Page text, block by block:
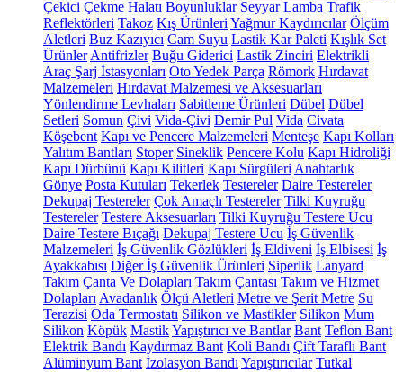
Çekici Çekme Halatı Boyunluklar Seyyar Lamba Trafik
Reflektörleri Takoz Kış Ürünleri Yağmur Kaydırıcılar Ölçüm
Aletleri Buz Kazıyıcı Cam Suyu Lastik Kar Paleti Kışlık Set
Ürünler Antifrizler Buğu Giderici Lastik Zinciri Elektrikli
Araç Şarj İstasyonları Oto Yedek Parça Römork Hırdavat
Malzemeleri Hırdavat Malzemesi ve Aksesuarları
Yönlendirme Levhaları Sabitleme Ürünleri Dübel Dübel
Setleri Somun Çivi Vida-Çivi Demir Pul Vida Civata
Köşebent Kapı ve Pencere Malzemeleri Menteşe Kapı Kolları
Yalıtım Bantları Stoper Sineklik Pencere Kolu Kapı Hidroliği
Kapı Dürbünü Kapı Kilitleri Kapı Sürgüleri Anahtarlık
Gönye Posta Kutuları Tekerlek Testereler Daire Testereler
Dekupaj Testereler Çok Amaçlı Testereler Tilki Kuyruğu
Testereler Testere Aksesuarları Tilki Kuyruğu Testere Ucu
Daire Testere Bıçağı Dekupaj Testere Ucu İş Güvenlik
Malzemeleri İş Güvenlik Gözlükleri İş Eldiveni İş Elbisesi İş
Ayakkabısı Diğer İş Güvenlik Ürünleri Siperlik Lanyard
Takım Çanta Ve Dolapları Takım Çantası Takım ve Hizmet
Dolapları Avadanlık Ölçü Aletleri Metre ve Şerit Metre Su
Terazisi Oda Termostatı Silikon ve Mastikler Silikon Mum
Silikon Köpük MastikYapıştırıcı ve Bantlar Bant Teflon Bant
Elektrik Bandı Kaydırmaz Bant Koli Bandı Çift Taraflı Bant
Alüminyum Bant İzolasyon Bandı Yapıştırıcılar Tutkal